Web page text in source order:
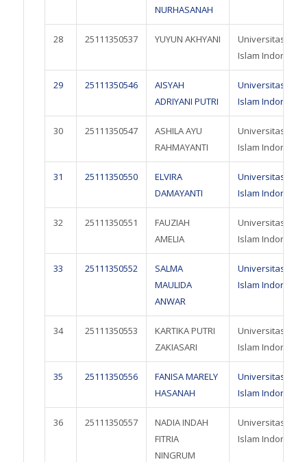
NURHASANAH
28 25111350537 YUYUN AKHYANI
Universitas
Islam Indonesia
29 25111350546
AISYAH
ADRIYANI PUTRI
Universitas
Islam Indonesia
30 25111350547
ASHILA AYU
RAHMAYANTI
Universitas
Islam Indonesia
31 25111350550
ELVIRA
DAMAYANTI
Universitas
Islam Indonesia
32 25111350551
FAUZIAH
AMELIA
Universitas
Islam Indonesia
33 25111350552
SALMA
MAULIDA
ANWAR
Universitas
Islam Indonesia
34 25111350553
KARTIKA PUTRI
ZAKIASARI
Universitas
Islam Indonesia
35 25111350556
FANISA MARELY
HASANAH
Universitas
Islam Indonesia
36 25111350557
NADIA INDAH
FITRIA
NINGRUM
Universitas
Islam Indonesia